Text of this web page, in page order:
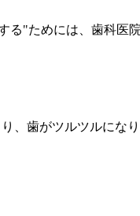
る"ためには、歯科医
、歯がツルツルにな